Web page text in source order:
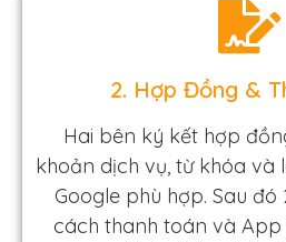
2. Hợp Đồng &
Hai bên ký kết hợp
khoản dịch vụ, từ khóa và
Google phù hợp. Sau
cách thanh toán và App